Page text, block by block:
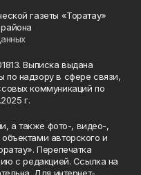
газеты «Торатау»
Выписка выдана
надзору в сфере связи,
коммуникаций по
г.
а также фото-, видео-,
авторского и
Перепечатка
с редакцией. Ссылка на